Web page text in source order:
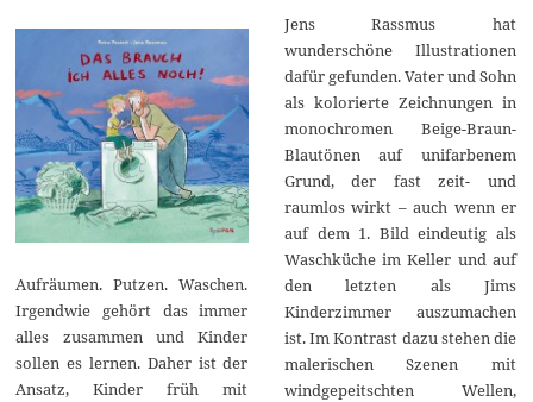
Aufräumen. Putzen. Waschen.
Irgendwie gehört das immer
alles zusammen und Kinder
sollen es lernen. Daher ist der
Ansatz, Kinder früh mit
Jens Rassmus hat
wunderschöne Illustrationen
dafür gefunden. Vater und Sohn
als kolorierte Zeichnungen in
monochromen Beige-Braun-
Blautönen auf unifarbenem
Grund, der fast zeit- und
raumlos wirkt – auch wenn er
auf dem 1. Bild eindeutig als
Waschküche im Keller und auf
den letzten als Jims
Kinderzimmer auszumachen
ist. Im Kontrast dazu stehen die
malerischen Szenen mit
windgepeitschten Wellen,